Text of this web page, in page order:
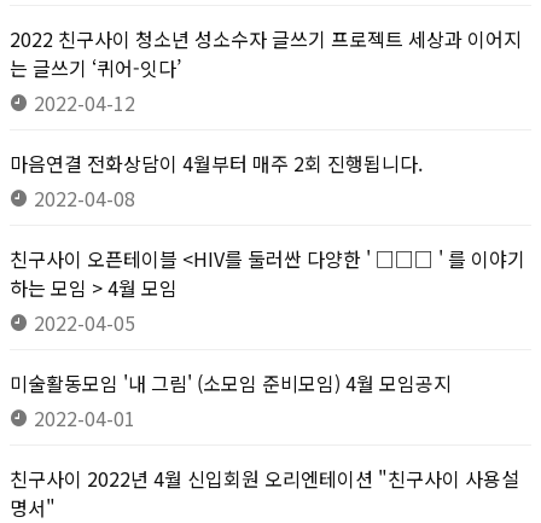
2022 친구사이 청소년 성소수자 글쓰기 프로젝트 세상과 이어지
는 글쓰기 ‘퀴어-잇다’
2022-04-12
마음연결 전화상담이 4월부터 매주 2회 진행됩니다.
2022-04-08
친구사이 오픈테이블 <HIV를 둘러싼 다양한 ' □□□ ' 를 이야기
하는 모임 > 4월 모임
2022-04-05
미술활동모임 '내 그림' (소모임 준비모임) 4월 모임공지
2022-04-01
친구사이 2022년 4월 신입회원 오리엔테이션 "친구사이 사용설
명서"